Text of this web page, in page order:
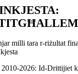
milli tara r-riżultat
2026: Id-Drittijiet